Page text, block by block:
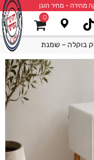
מהירה - מחיר הוגן
0
בוקלה – שמנת